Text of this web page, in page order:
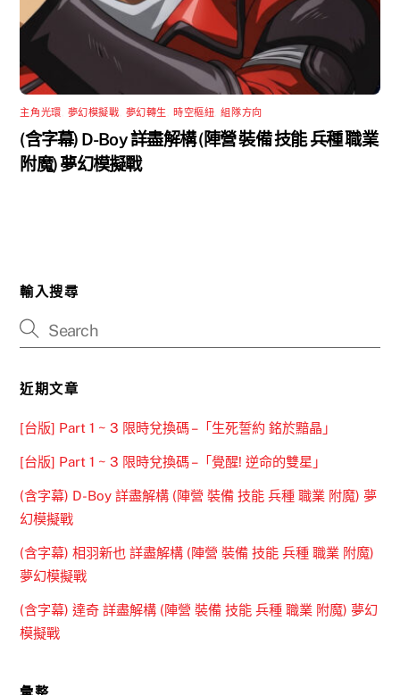
主角光環 夢幻模擬戰 夢幻轉生 時空樞紐 ,組隊方向
(含字幕) D-Boy 詳盡解構 (陣營 裝備 技能 兵種 職業
附魔) 夢幻模擬戰
輸入搜尋
近期文章
[台版] Part 1 ~ 3 限時兌換碼 –「生死誓約 銘於黯晶」
[台版] Part 1 ~ 3 限時兌換碼 –「覺醒! 逆命的雙星」
(含字幕) D-Boy 詳盡解構 (陣營 裝備 技能 兵種 職業 附魔) 夢
幻模擬戰
(含字幕) 相羽新也 詳盡解構 (陣營 裝備 技能 兵種 職業 附魔)
夢幻模擬戰
(含字幕) 達奇 詳盡解構 (陣營 裝備 技能 兵種 職業 附魔) 夢幻
模擬戰
彙整